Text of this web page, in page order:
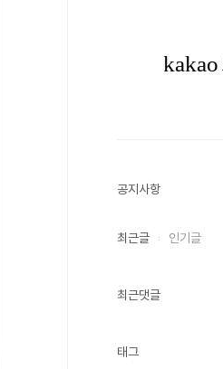
공지사항
최근글 인기글
최근댓글
태그